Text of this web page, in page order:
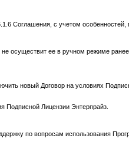
Соглашения, с учетом особенностей,
осуществит ее в ручном режиме ранее
новый Договор на условиях
Подписной Лицензии Энтерпрайз.
по вопросам использования